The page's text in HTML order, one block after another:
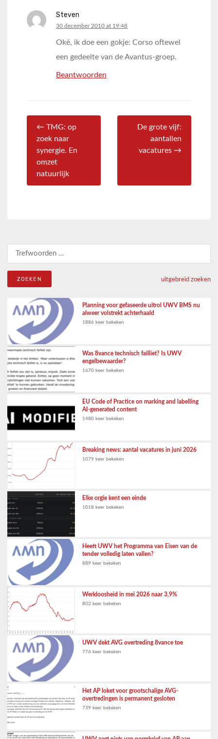
Steven
says:
30 december 2010 at 19:48
Oké, ik doe een gokje: Corso oftewel
een gedeelte van de Avantus-groep.
Beantwoorden
← TMG: op
zoek naar
synergie. En
omzet
natuurlijk
De grote vijf:
aantallen
vacatures →
Zoeken naar:
uitgebreid zoeken
Planning voor gefaseerde uitrol UWV BMS nu
alweer volstrekt achterhaald
1886 keer bekeken
Was 8vance technisch failliet? Is UWV
engelbewaarder?
1670 keer bekeken
EU Code of Practice on marking and labelling
AI-generated content
1480 keer bekeken
Breaking news: aantal vacatures in juni 2026
1079 keer bekeken
Elke orgie kent een einde
1018 keer bekeken
Heeft UWV het Programma van Eisen van de
tender volledig laten vallen?
889 keer bekeken
Werkloosheid in mei 2026 naar 3,9%
802 keer bekeken
UWV dekt AVG overtreding 8vance toe
776 keer bekeken
Het AP loket voor grootschalige AVG-
overtredingen is permanent gesloten
739 keer bekeken